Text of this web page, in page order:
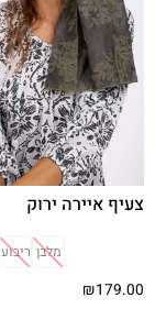
צעיף איירה ירוק
מלבן ריבוע
₪179.00